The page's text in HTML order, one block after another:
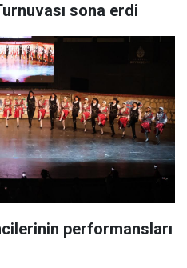
sona erdi
performansları